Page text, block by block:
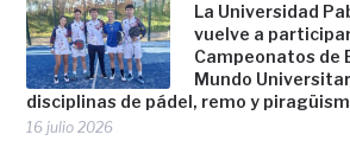
La Universidad
vuelve a
Campeonatos de
Mundo
disciplinas de pádel, remo y
16 julio 2026